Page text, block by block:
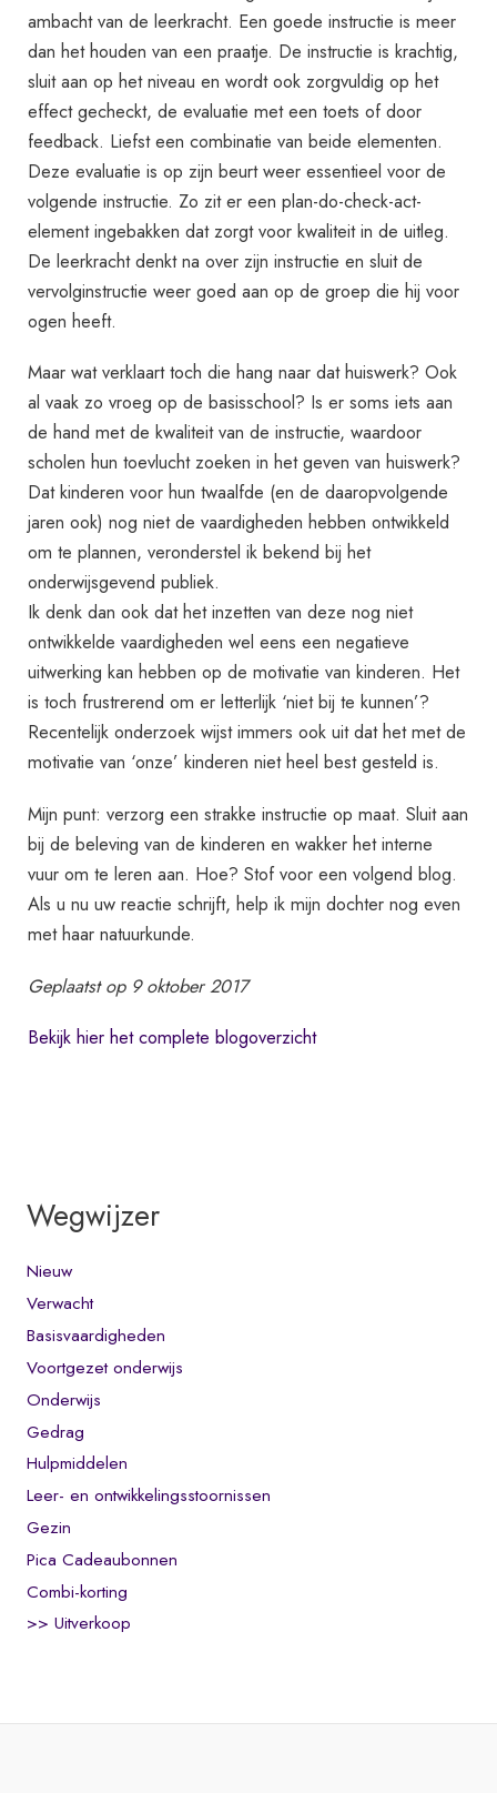
ambacht van de leerkracht. Een goede instructie is meer
dan het houden van een praatje. De instructie is krachtig,
sluit aan op het niveau en wordt ook zorgvuldig op het
effect gecheckt, de evaluatie met een toets of door
feedback. Liefst een combinatie van beide elementen.
Deze evaluatie is op zijn beurt weer essentieel voor de
volgende instructie. Zo zit er een plan-do-check-act-
element ingebakken dat zorgt voor kwaliteit in de uitleg.
De leerkracht denkt na over zijn instructie en sluit de
vervolginstructie weer goed aan op de groep die hij voor
ogen heeft.
Maar wat verklaart toch die hang naar dat huiswerk? Ook
al vaak zo vroeg op de basisschool? Is er soms iets aan
de hand met de kwaliteit van de instructie, waardoor
scholen hun toevlucht zoeken in het geven van huiswerk?
Dat kinderen voor hun twaalfde (en de daaropvolgende
jaren ook) nog niet de vaardigheden hebben ontwikkeld
om te plannen, veronderstel ik bekend bij het
onderwijsgevend publiek.
Ik denk dan ook dat het inzetten van deze nog niet
ontwikkelde vaardigheden wel eens een negatieve
uitwerking kan hebben op de motivatie van kinderen. Het
is toch frustrerend om er letterlijk ‘niet bij te kunnen’?
Recentelijk onderzoek wijst immers ook uit dat het met de
motivatie van ‘onze’ kinderen niet heel best gesteld is.
Mijn punt: verzorg een strakke instructie op maat. Sluit aan
bij de beleving van de kinderen en wakker het interne
vuur om te leren aan. Hoe? Stof voor een volgend blog.
Als u nu uw reactie schrijft, help ik mijn dochter nog even
met haar natuurkunde.
Geplaatst op 9 oktober 2017
Bekijk hier het complete blogoverzicht
Wegwijzer
Nieuw
Verwacht
Basisvaardigheden
Voortgezet onderwijs
Onderwijs
Gedrag
Hulpmiddelen
Leer- en ontwikkelingsstoornissen
Gezin
Pica Cadeaubonnen
Combi-korting
>> Uitverkoop